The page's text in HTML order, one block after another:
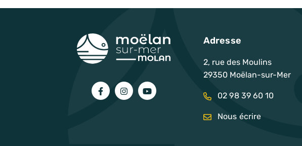
Lien vers le compte Facebook
Lien vers le compte Instagram
Lien vers la chaîne Youtube
Adresse
2, rue des Moulins
29350 Moëlan-sur-Mer
02 98 39 60 10
Nous écrire